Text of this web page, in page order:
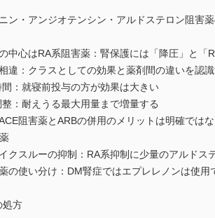
ン・アンジオテンシン・アルドステロン阻害
中心はRA系阻害薬：腎保護には「降圧」と「
違：クラスとしての効果と薬剤間の違いを認
：就寝前投与の方が効果は大きい
：耐えうる最大用量まで増量する
阻害薬とARBの併用のメリットは明確では
クスルーの抑制：RA系抑制に少量のアルドス
の使い分け：DM腎症ではエプレレノンは使用
処方